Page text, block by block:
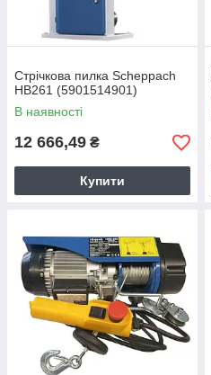
Стрічкова пилка Scheppach
HB261 (5901514901)
В наявності
12 666,49 ₴
Купити